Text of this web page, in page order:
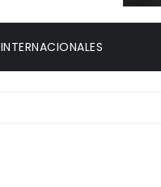
INTERNACIONALES